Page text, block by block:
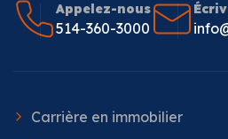
Appelez-nous
514-360-3000
Carrière en immobilier